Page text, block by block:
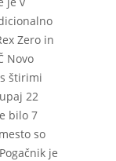
Zero in
Novo
štirimi
22
bilo 7
so
je